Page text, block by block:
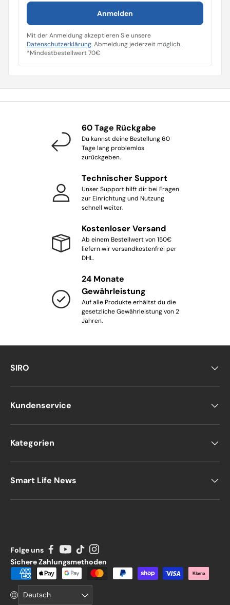
Anmelden
Mit der Anmeldung akzeptieren Sie unsere
Datenschutzerklärung. Abmeldung jederzeit möglich.
*Mindestbestellwert 70€
60 Tage Rückgabe
Du kannst deine Bestellung 60
Tage lang problemlos
zurückgeben.
Technischer Support
Unser Support hilft dir bei Fragen
zur Einrichtung und Nutzung
schnell weiter.
Kostenloser Versand
Ab einem Bestellwert von 150€
liefern wir versandkostenfrei per
DHL.
24 Monate
Gewährleistung
Auf alle Produkte erhältst du die
gesetzliche Gewährleistung von 2
Jahren.
SIRO
Kundenservice
Kategorien
Smart Life News
Sprache
Deutsch
Folge uns
Sichere Zahlungsmethoden
Zahlungsmethoden
Klarna